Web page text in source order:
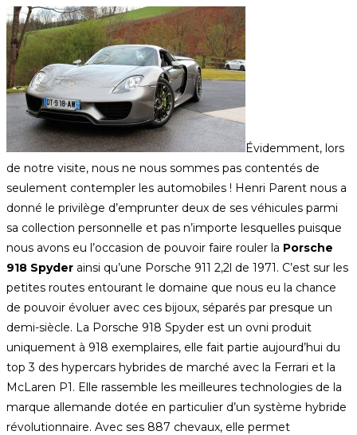
Évidemment, lors
de notre visite, nous ne nous sommes pas contentés de
seulement contempler les automobiles ! Henri Parent nous a
donné le privilège d’emprunter deux de ses véhicules parmi
sa collection personnelle et pas n’importe lesquelles puisque
nous avons eu l’occasion de pouvoir faire rouler la Porsche
918 Spyder ainsi qu’une Porsche 911 2,2l de 1971. C’est sur les
petites routes entourant le domaine que nous eu la chance
de pouvoir évoluer avec ces bijoux, séparés par presque un
demi-siècle. La Porsche 918 Spyder est un ovni produit
uniquement à 918 exemplaires, elle fait partie aujourd’hui du
top 3 des hypercars hybrides de marché avec la Ferrari et la
McLaren P1. Elle rassemble les meilleures technologies de la
marque allemande dotée en particulier d’un système hybride
révolutionnaire. Avec ses 887 chevaux, elle permet